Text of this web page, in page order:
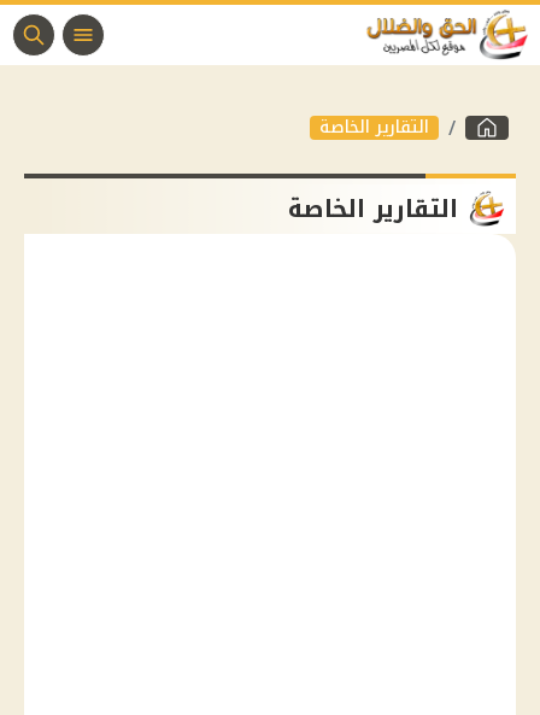
التقارير الخاصة
التقارير الخاصة